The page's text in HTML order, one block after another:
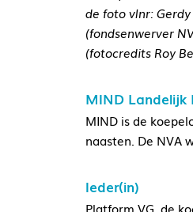
de foto vlnr:
(fondsenwerver
(fotocredits Roy
MIND Landelijk
MIND is de
naasten. De NVA
Ieder(in)
Platform VG, de